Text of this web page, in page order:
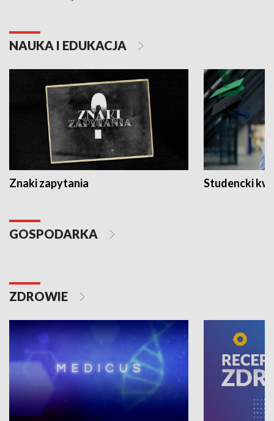
NAUKA I EDUKACJA
Znaki zapytania Studencki
GOSPODARKA
ZDROWIE